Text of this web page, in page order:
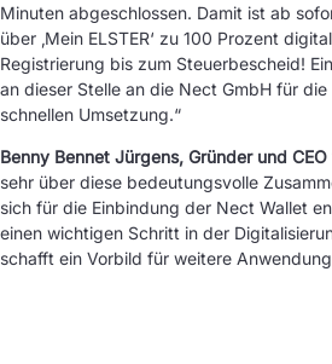
Minuten abgeschlossen. Damit ist ab
über ‚Mein ELSTER‘ zu 100 Prozent
Registrierung bis zum Steuerbescheid!
an dieser Stelle an die Nect GmbH für
schnellen Umsetzung.“
Benny Bennet Jürgens, Gründer und
sehr über diese bedeutungsvolle
sich für die Einbindung der Nect Wallet
einen wichtigen Schritt in der
schafft ein Vorbild für weitere